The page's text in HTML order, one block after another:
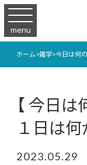
menu
ホーム>雑学>今日は何
【 今日
１日は
2023.05.29